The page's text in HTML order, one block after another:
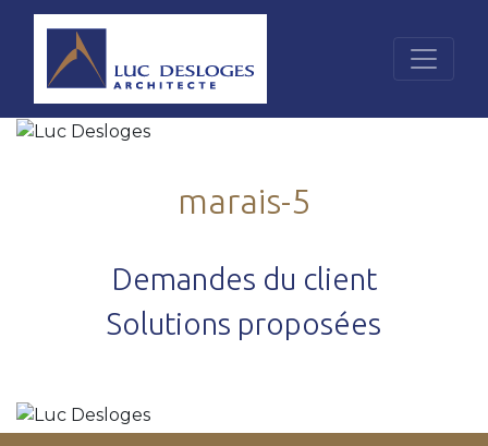
marais-5
Demandes du client
Solutions proposées